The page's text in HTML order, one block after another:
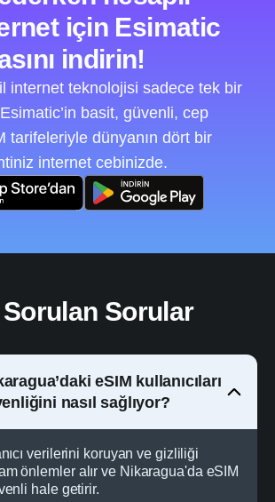
için Esimatic
indirin!
internet teknolojisi sadece tek bir
Esimatic’in basit, güvenli, cep
tarifeleriyle dünyanın dört bir
internet cebinizde.
Sorulan Sorular
eSIM kullanıcıları
nasıl sağlıyor?
verilerini koruyan ve gizliliği
önlemler alır ve Nikaragua'da eSIM
hale getirir.